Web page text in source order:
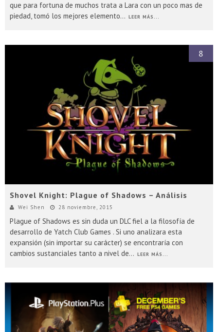
que para fortuna de muchos trata a Lara con un poco mas de
piedad, tomó los mejores elemento... LEER MÁS...
8
Shovel Knight: Plague of Shadows – Análisis
Wei Shen 28 noviembre, 2015
Plague of Shadows es sin duda un DLC fiel a la filosofía de
desarrollo de Yatch Club Games . Si uno analizara esta
expansión (sin importar su carácter) se encontraría con
cambios sustanciales tanto a nivel de... LEER MÁS...